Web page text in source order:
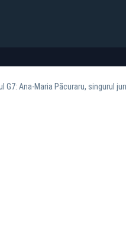
G7: Ana-Maria Păcuraru, singurul